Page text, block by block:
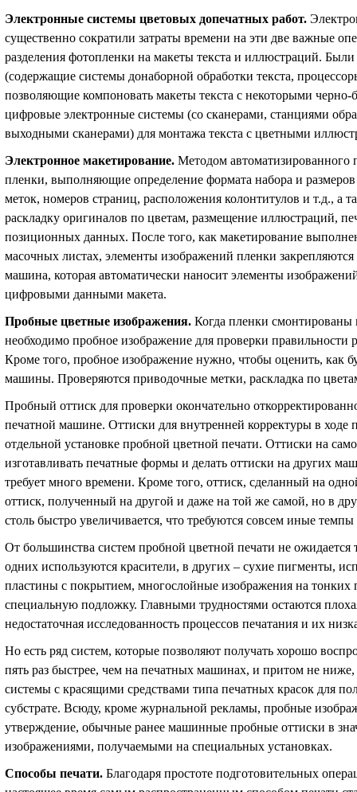
Электронные системы цветовых допечатных работ.
существенно сократили затраты времени на эти две важные
разделения фотопленки на макеты текста и иллюстраций.
(содержащие системы донаборной обработки текста,
позволяющие компоновать макеты текста с некоторыми
цифровые электронные системы (со сканерами, станциями
выходными сканерами) для монтажа текста с цветными
Электронное макетирование. Методом автоматизированного
пленки, выполняющие определение формата набора и
меток, номеров страниц, расположения колонтитулов и т.д., а
раскладку оригиналов по цветам, размещение иллюстраций,
позиционных данных. После того, как макетирование
масочных листах, элементы изображений пленки
машина, которая автоматически наносит элементы
цифровыми данными макета.
Пробные цветные изображения. Когда пленки смонтированы
необходимо пробное изображение для проверки правильности
Кроме того, пробное изображение нужно, чтобы оценить, как
машины. Проверяются приводочные метки, раскладка по
Пробный оттиск для проверки окончательно
печатной машине. Оттиски для внутренней корректуры в ходе
отдельной установке пробной цветной печати. Оттиски на
изготавливать печатные формы и делать оттиски на других
требует много времени. Кроме того, оттиск, сделанный на
оттиск, полученный на другой и даже на той же самой, но в
столь быстро увеличивается, что требуются совсем иные
От большинства систем пробной цветной печати не
одних используются красители, в других – сухие пигменты,
пластины с покрытием, многослойные изображения на
специальную подложку. Главными трудностями остаются
недостаточная исследованность процессов печатания и их
Но есть ряд систем, которые позволяют получать хорошо
пять раз быстрее, чем на печатных машинах, и притом не
системы с красящими средствами типа печатных красок для
субстрате. Всюду, кроме журнальной рекламы, пробные
утверждение, обычные ранее машинные пробные оттиски в
изображениями, получаемыми на специальных установках.
Способы печати. Благодаря простоте подготовительных